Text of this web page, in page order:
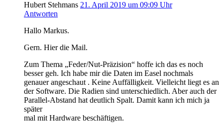
Hubert Stehmans 21. April 2019 um 09:09 Uhr
Antworten
Hallo Markus.
Gern. Hier die Mail.
Zum Thema „Feder/Nut-Präzision“ hoffe ich das es noch
besser geh. Ich habe mir die Daten im Easel nochmals
genauer angeschaut . Keine Auffälligkeit. Vielleicht liegt es an
der Software. Die Radien sind unterschiedlich. Aber auch der
Parallel-Abstand hat deutlich Spalt. Damit kann ich mich ja
später
mal mit Hardware beschäftigen.